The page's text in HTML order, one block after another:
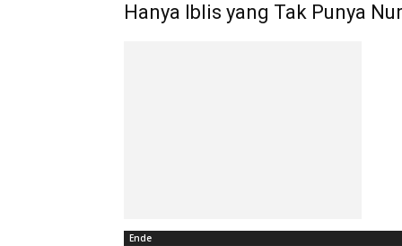
Hanya Iblis yang Tak Punya
Ende